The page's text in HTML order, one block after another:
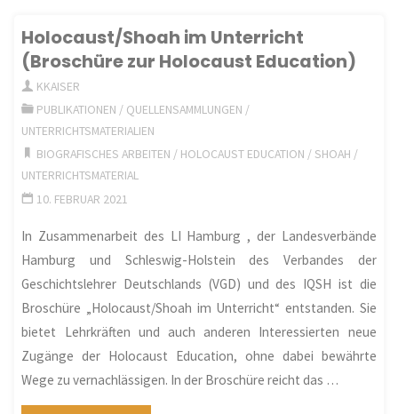
Geschichte
Judentums"
Holocaust/Shoah im Unterricht
(Broschüre zur Holocaust Education)
KKAISER
PUBLIKATIONEN / QUELLENSAMMLUNGEN /
UNTERRICHTSMATERIALIEN
BIOGRAFISCHES ARBEITEN / HOLOCAUST EDUCATION / SHOAH /
UNTERRICHTSMATERIAL
10. FEBRUAR 2021
In Zusammenarbeit des LI Hamburg , der Landesverbände
Hamburg und Schleswig-Holstein des Verbandes der
Geschichtslehrer Deutschlands (VGD) und des IQSH ist die
Broschüre „Holocaust/Shoah im Unterricht“ entstanden. Sie
bietet Lehrkräften und auch anderen Interessierten neue
Zugänge der Holocaust Education, ohne dabei bewährte
Wege zu vernachlässigen. In der Broschüre reicht das …